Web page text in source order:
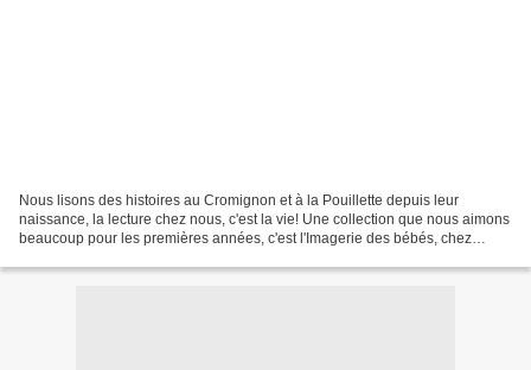
Nous lisons des histoires au Cromignon et à la Pouillette depuis leur
naissance, la lecture chez nous, c'est la vie! Une collection que nous aimons
beaucoup pour les premières années, c'est l'Imagerie des bébés, chez